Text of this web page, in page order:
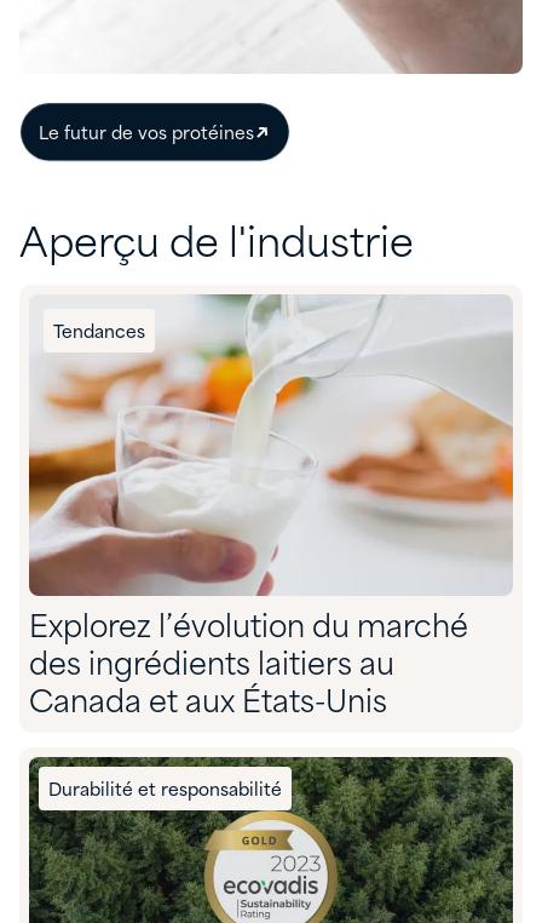
Le futur de vos protéines
Aperçu de l'industrie
Tendances
Explorez l’évolution du marché
des ingrédients laitiers au
Canada et aux États-Unis
Durabilité et responsabilité